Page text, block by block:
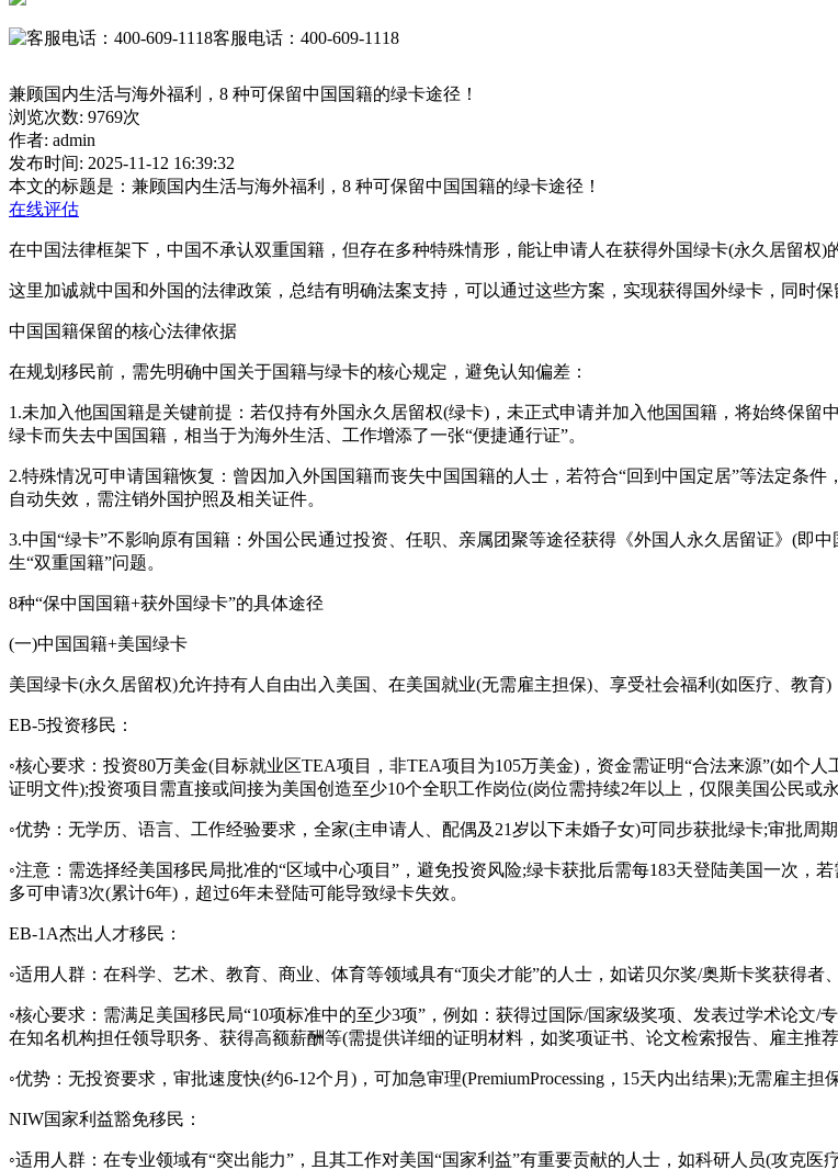
客服电话：400-609-1118
兼顾国内生活与海外福利，8 种可保留中国国籍的绿卡途径！
浏览次数: 9769次
作者: admin
发布时间: 2025-11-12 16:39:32
本文的标题是： 兼顾国内生活与海外福利，8 种可保留中国国籍的绿卡途径！
在线评估
在中国法律框架下，中国不承认双重国籍，但存在多种特殊情形，能让申请人在获得外国绿卡(永久居留权)
这里加诚就中国和外国的法律政策，总结有明确法案支持，可以通过这些方案，实现获得国外绿卡，同时
中国国籍保留的核心法律依据
在规划移民前，需先明确中国关于国籍与绿卡的核心规定，避免认知偏差：
1.未加入他国国籍是关键前提：若仅持有外国永久居留权(绿卡)，未正式申请并加入他国国籍，将始终保
绿卡而失去中国国籍，相当于为海外生活、工作增添了一张“便捷通行证”。
2.特殊情况可申请国籍恢复：曾因加入外国国籍而丧失中国国籍的人士，若符合“回到中国定居”等法定条
自动失效，需注销外国护照及相关证件。
3.中国“绿卡”不影响原有国籍：外国公民通过投资、任职、亲属团聚等途径获得《外国人永久居留证》(即
生“双重国籍”问题。
8种“保中国国籍+获外国绿卡”的具体途径
(一)中国国籍+美国绿卡
美国绿卡(永久居留权)允许持有人自由出入美国、在美国就业(无需雇主担保)、享受社会福利(如医疗、教育
EB-5投资移民：
◦核心要求：投资80万美金(目标就业区TEA项目，非TEA项目为105万美金)，资金需证明“合法来源”(如个
证明文件);投资项目需直接或间接为美国创造至少10个全职工作岗位(岗位需持续2年以上，仅限美国公民或永
◦优势：无学历、语言、工作经验要求，全家(主申请人、配偶及21岁以下未婚子女)可同步获批绿卡;审批周
◦注意：需选择经美国移民局批准的“区域中心项目”，避免投资风险;绿卡获批后需每183天登陆美国一次，
多可申请3次(累计6年)，超过6年未登陆可能导致绿卡失效。
EB-1A杰出人才移民：
◦适用人群：在科学、艺术、教育、商业、体育等领域具有“顶尖才能”的人士，如诺贝尔奖/奥斯卡奖获得者
◦核心要求：需满足美国移民局“10项标准中的至少3项”，例如：获得过国际/国家级奖项、发表过学术论文
在知名机构担任领导职务、获得高额薪酬等(需提供详细的证明材料，如奖项证书、论文检索报告、雇主推荐
◦优势：无投资要求，审批速度快(约6-12个月)，可加急审理(PremiumProcessing，15天内出结果);无需雇主担
NIW国家利益豁免移民：
◦适用人群：在专业领域有“突出能力”，且其工作对美国“国家利益”有重要贡献的人士，如科研人员(攻克医